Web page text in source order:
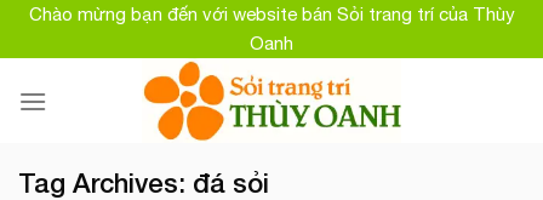
SkipChào mừng bạn đến với website bán Sỏi trang trí của Thùy
Oanh
Tag Archives: đá sỏi